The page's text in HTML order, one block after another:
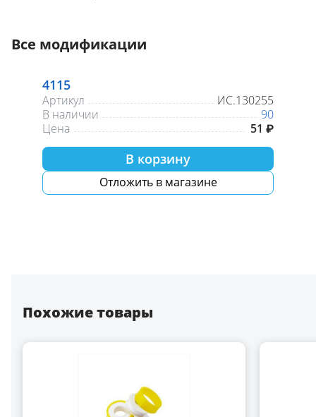
Все модификации
4115
Артикул
ИС.130255
В наличии
90
Цена
51 ₽
В корзину
Отложить в магазине
Похожие товары